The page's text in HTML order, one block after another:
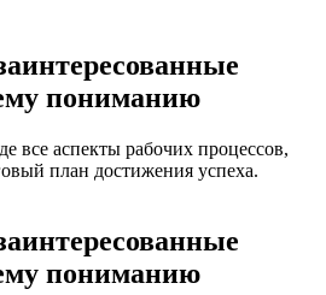
пониманию
все аспекты рабочих процессов,
план достижения успеха.
пониманию